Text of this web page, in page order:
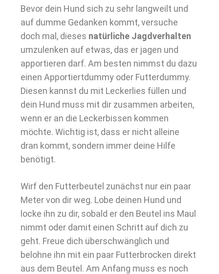
Bevor dein Hund sich zu sehr langweilt und
auf dumme Gedanken kommt, versuche
doch mal, dieses natürliche Jagdverhalten
umzulenken auf etwas, das er jagen und
apportieren darf. Am besten nimmst du dazu
einen Apportiertdummy oder Futterdummy.
Diesen kannst du mit Leckerlies füllen und
dein Hund muss mit dir zusammen arbeiten,
wenn er an die Leckerbissen kommen
möchte. Wichtig ist, dass er nicht alleine
dran kommt, sondern immer deine Hilfe
benötigt.
Wirf den Futterbeutel zunächst nur ein paar
Meter von dir weg. Lobe deinen Hund und
locke ihn zu dir, sobald er den Beutel ins Maul
nimmt oder damit einen Schritt auf dich zu
geht. Freue dich überschwänglich und
belohne ihn mit ein paar Futterbrocken direkt
aus dem Beutel. Am Anfang muss es noch